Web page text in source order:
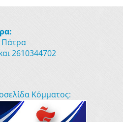
Πάτρα
2610344702
Κόμματος: